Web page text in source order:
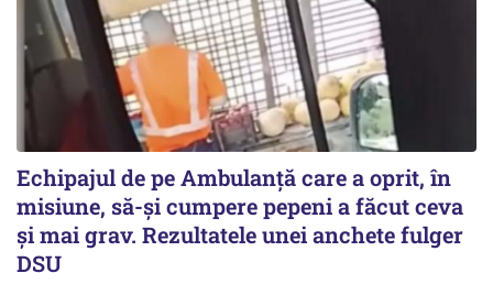
Echipajul de pe Ambulanță care a oprit, în
misiune, să-și cumpere pepeni a făcut ceva
și mai grav. Rezultatele unei anchete fulger
DSU